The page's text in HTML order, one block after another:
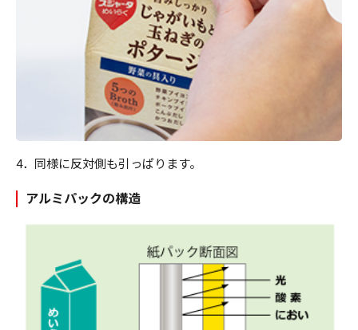
4．同様に反対側も引っぱります。
アルミパックの構造